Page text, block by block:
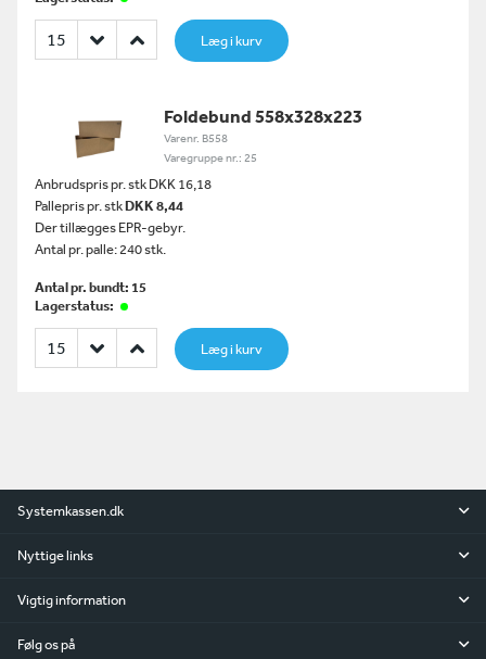
Læg i kurv
Foldebund 558x328x223
Varenr. B558
Varegruppe nr.: 25
Anbrudspris pr. stk DKK 16,18
Pallepris pr. stkDKK 8,44
Der tillægges EPR-gebyr.
Antal pr. palle: 240 stk.
Antal pr. bundt: 15
Lagerstatus:
Læg i kurv
Systemkassen.dk
Nyttige links
Vigtig information
Følg os på